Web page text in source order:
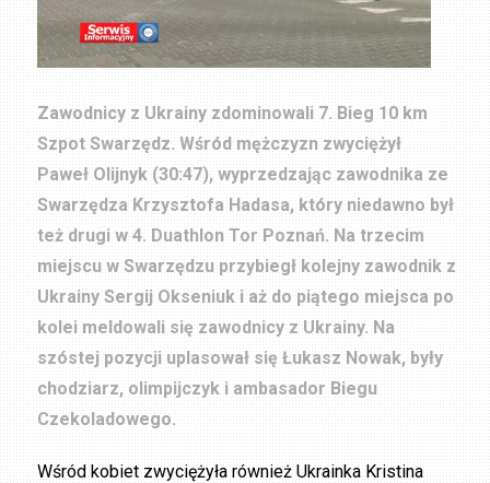
Zawodnicy z Ukrainy zdominowali 7. Bieg 10 km
Szpot Swarzędz. Wśród mężczyzn zwyciężył
Paweł Olijnyk (30:47), wyprzedzając zawodnika ze
Swarzędza Krzysztofa Hadasa, który niedawno był
też drugi w 4. Duathlon Tor Poznań. Na trzecim
miejscu w Swarzędzu przybiegł kolejny zawodnik z
Ukrainy Sergij Okseniuk i aż do piątego miejsca po
kolei meldowali się zawodnicy z Ukrainy. Na
szóstej pozycji uplasował się Łukasz Nowak, były
chodziarz, olimpijczyk i ambasador Biegu
Czekoladowego.
Wśród kobiet zwyciężyła również Ukrainka Kristina